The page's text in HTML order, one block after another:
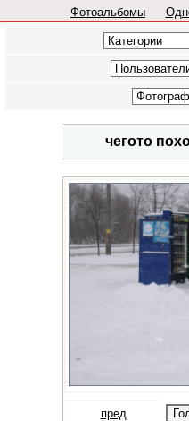
Фотоальбомы
чегото
пред